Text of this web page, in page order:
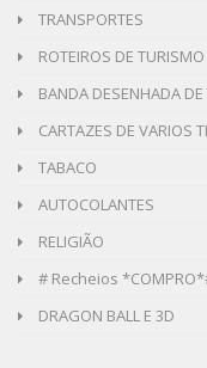
TRANSPORTES
ROTEIROS DE
BANDA DESENHADA
CARTAZES DE VARIOS
TABACO
AUTOCOLANTES
RELIGIÃO
# Recheios
DRAGON BALL E 3D